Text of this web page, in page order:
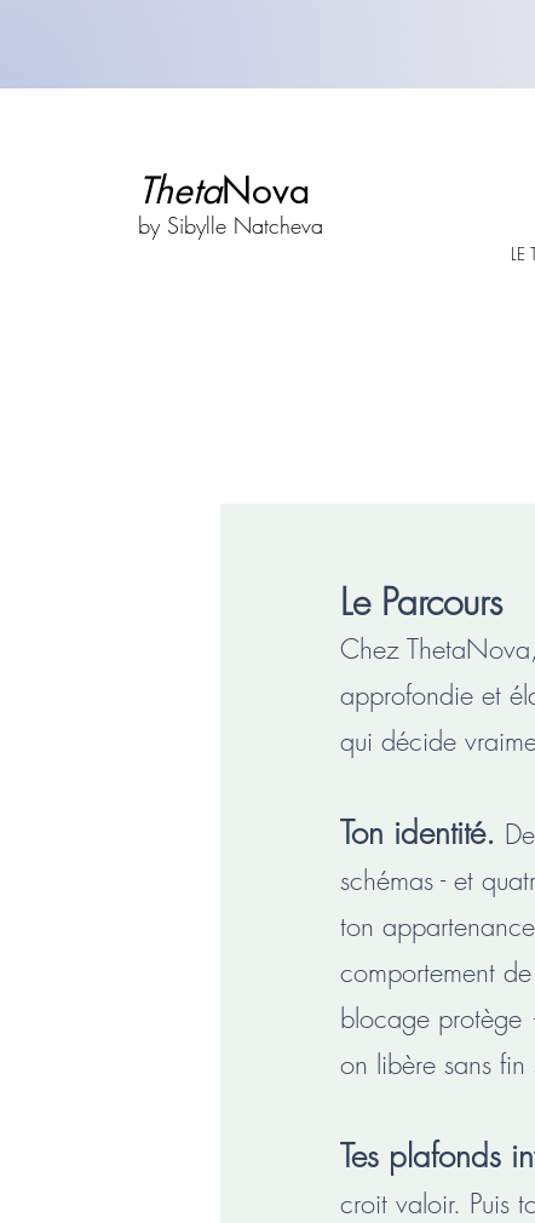
ThetaNova
by Sibylle Natcheva
LE
Le Parcours
Chez
approfondie et
qui décide
Ton identité.
schémas - et
ton
comportement
blocage
on libère sans
Tes plafonds
croit valoir. Puis